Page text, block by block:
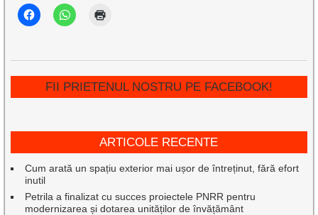
FII PRIETENUL NOSTRU PE FACEBOOK!
ARTICOLE RECENTE
Cum arată un spațiu exterior mai ușor de întreținut, fără efort
inutil
Petrila a finalizat cu succes proiectele PNRR pentru
modernizarea și dotarea unităților de învățământ